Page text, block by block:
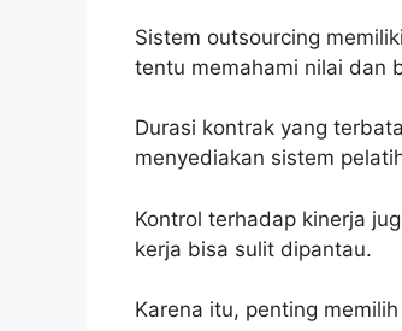
Sistem outsourcing
tentu memahami nilai dan
Durasi kontrak yang
menyediakan sistem
Kontrol terhadap kinerja
kerja bisa sulit dipantau.
Karena itu, penting